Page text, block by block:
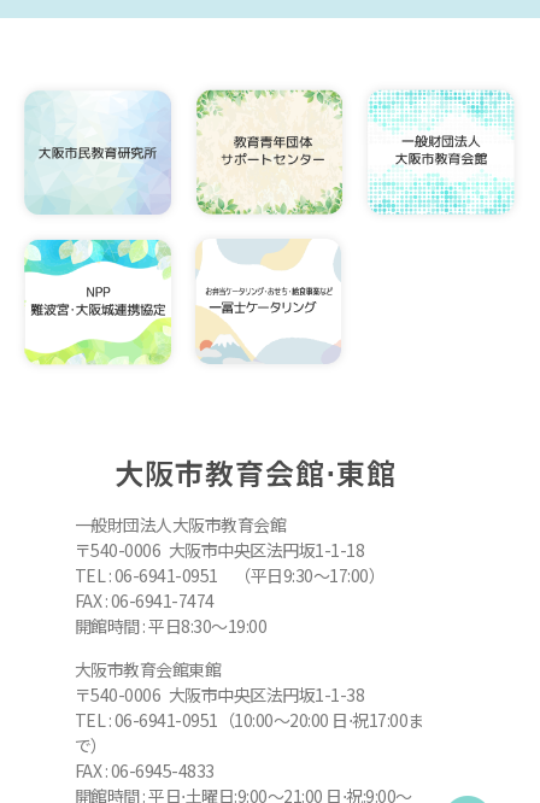
大阪市教育会館⋅東館
一般財団法人大阪市教育会館
〒540-0006 大阪市中央区法円坂1-1-18
TEL : 06-6941-0951 （平日9:30～17:00）
FAX : 06-6941-7474
開館時間 : 平日8:30～19:00
大阪市教育会館東館
〒540-0006 大阪市中央区法円坂1-1-38
TEL : 06-6941-0951（10:00～20:00 日⋅祝17:00ま
で）
FAX : 06-6945-4833
開館時間 : 平日⋅土曜日:9:00～21:00 日⋅祝:9:00～